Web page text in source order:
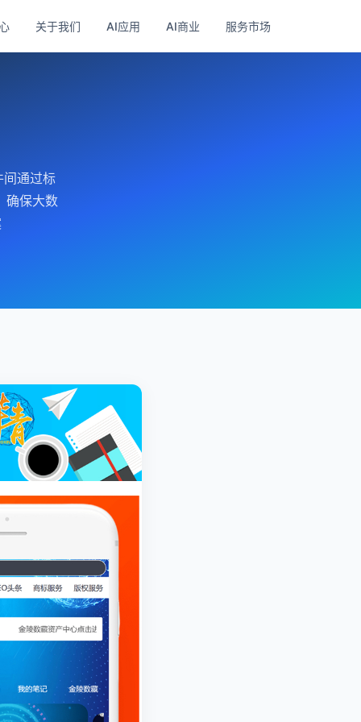
关于我们 AI应用 AI商业 服务市场
通过标
确保大数